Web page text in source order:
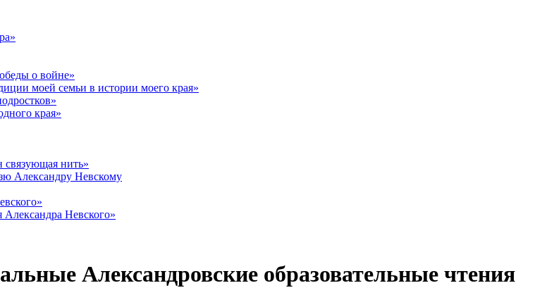
о войне»
моей семьи в истории моего края»
края»
связующая нить»
Александру Невскому
Александра Невского»
Александровские образовательные чтения